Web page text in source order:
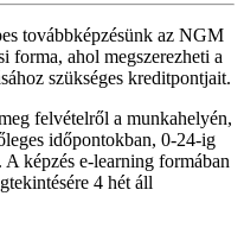
továbbképzésünk az NGM
forma, ahol megszerezheti a
szükséges kreditpontjait.
felvételről a munkahelyén,
időpontokban, 0-24-ig
képzés e-learning formában
4 hét áll